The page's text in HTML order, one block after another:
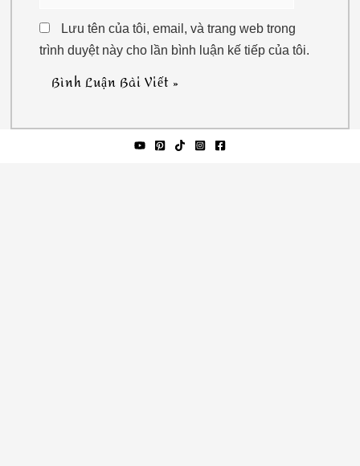
Lưu tên của tôi, email, và trang web trong
trình duyệt này cho lần bình luận kế tiếp của tôi.